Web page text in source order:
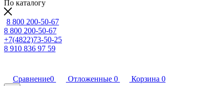
По каталогу
8 800 200-50-67
8 800 200-50-67
+7(4822)73-50-25
8 910 836 97 59
Сравнение0 Отложенные 0 Корзина 0